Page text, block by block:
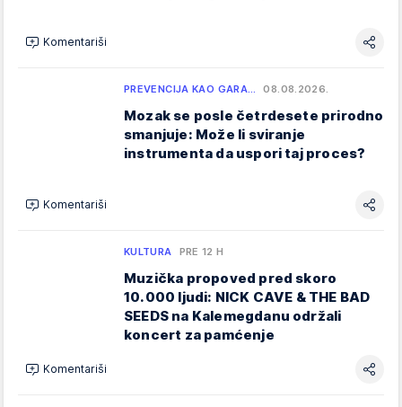
Komentariši
PREVENCIJA KAO GARA… 08.08.2026.
Mozak se posle četrdesete prirodno
smanjuje: Može li sviranje
instrumenta da uspori taj proces?
Komentariši
KULTURA PRE 12 H
Muzička propoved pred skoro
10.000 ljudi: NICK CAVE & THE BAD
SEEDS na Kalemegdanu održali
koncert za pamćenje
Komentariši